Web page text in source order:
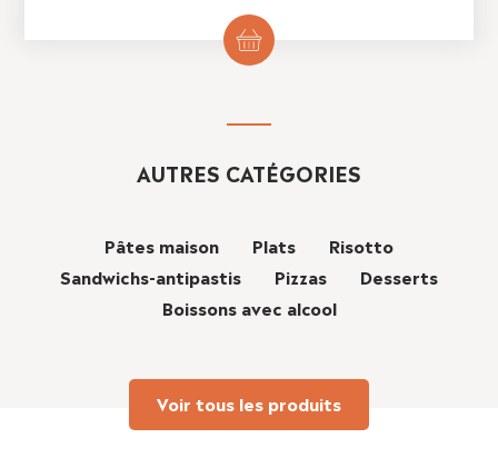
Ce
produit
a
plusieurs
options
être
choisies
du
AUTRES CATÉGORIES
Pâtes maison Plats
Risotto
Sandwichs-antipastis
Pizzas
Desserts
Boissons avec alcool
Voir tous les produits